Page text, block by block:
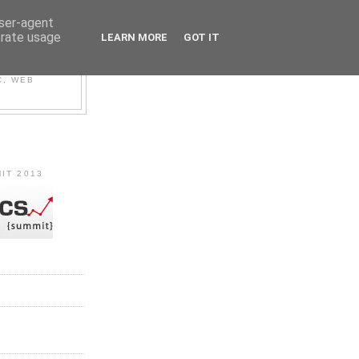
WEB
2013
agent
usage
LEARN MORE GOT IT